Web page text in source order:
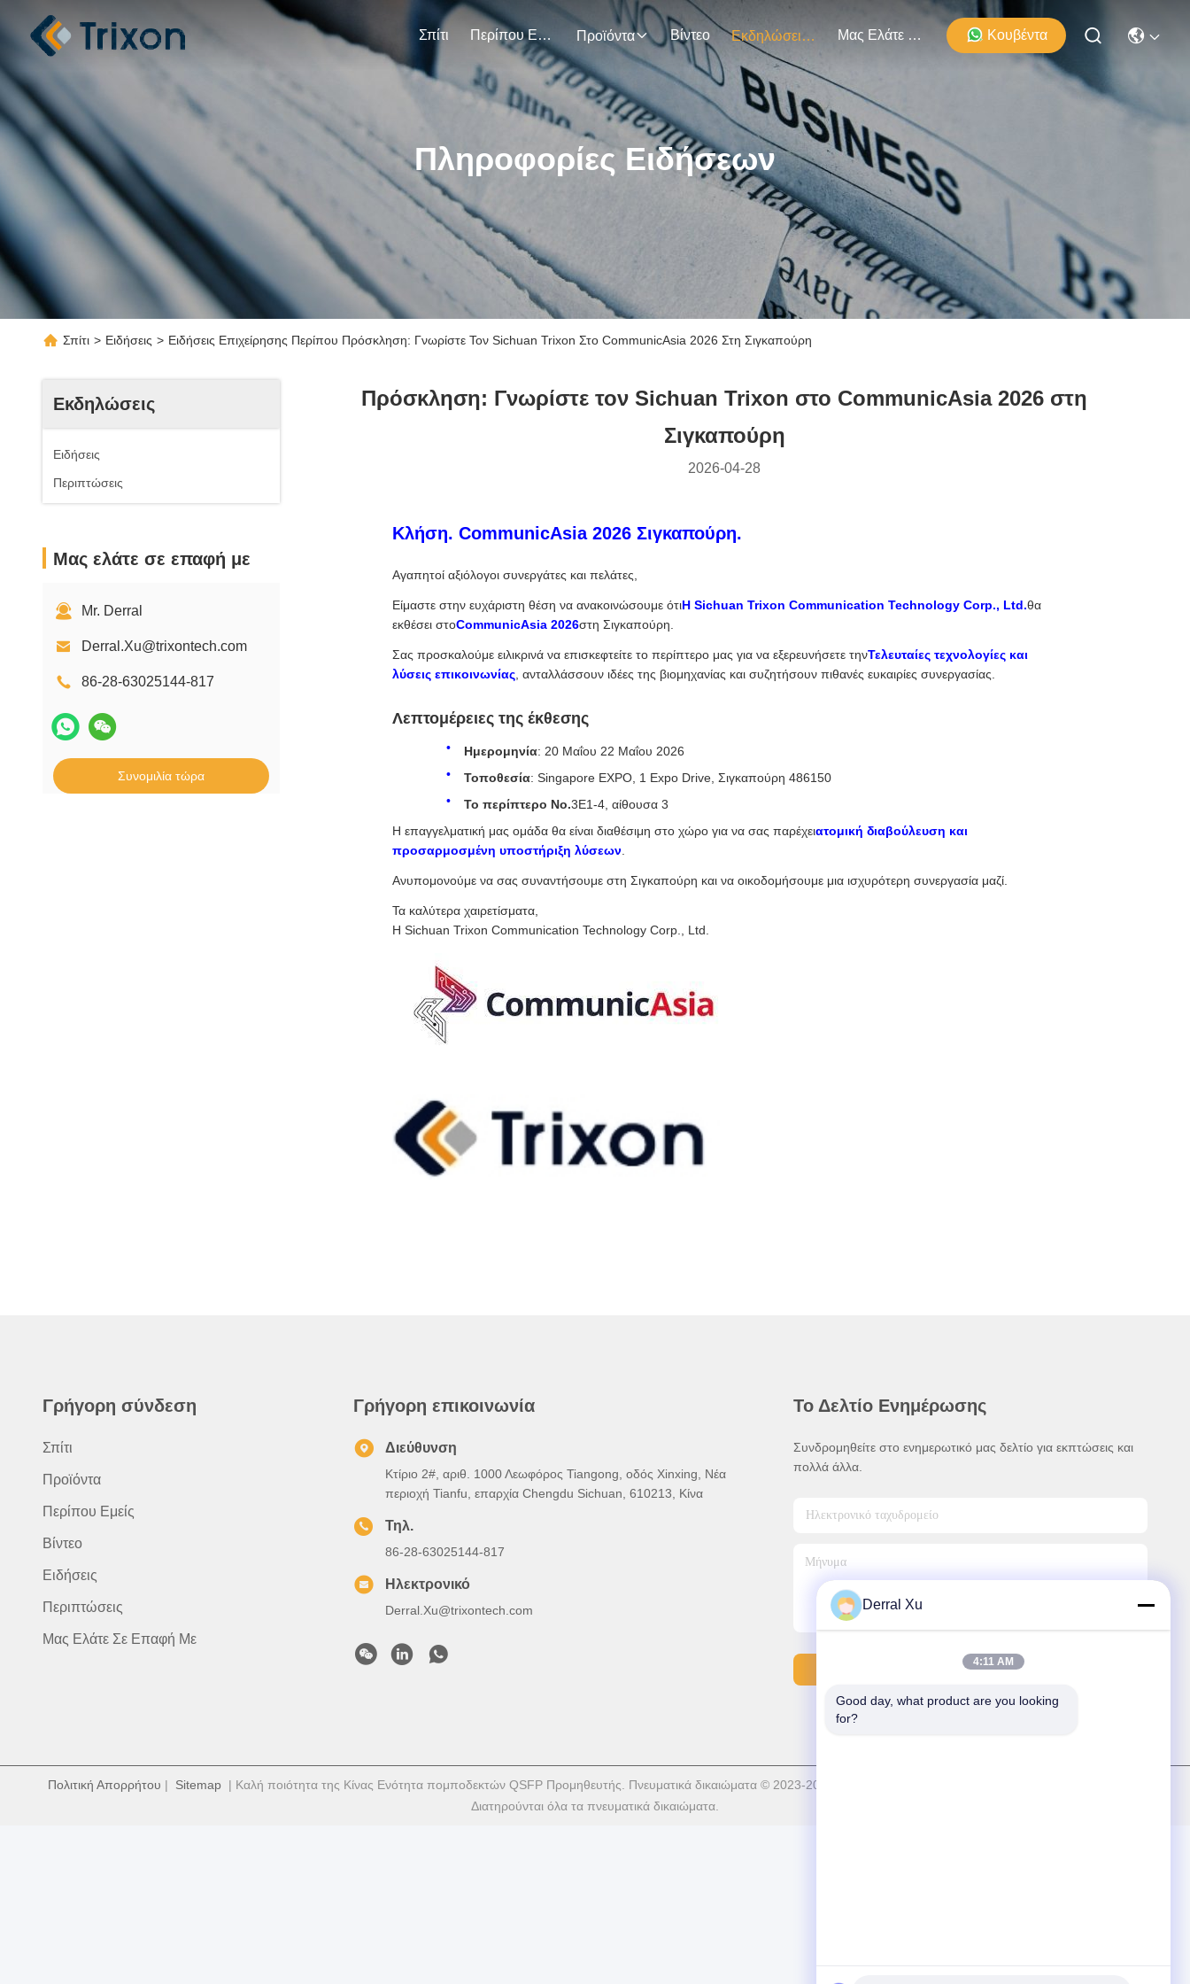
Σπίτι Περίπου Εμείς Προϊόντα Βίντεο Εκδηλώσεις Μας Ελάτε Σε Επαφή Με Κουβέντα
Πληροφορίες Ειδήσεων
Σπίτι > Ειδήσεις > Ειδήσεις Επιχείρησης Περίπου Πρόσκληση: Γνωρίστε Τον Sichuan Trixon Στο CommunicAsia 2026 Στη Σιγκαπούρη
Εκδηλώσεις
Ειδήσεις
Περιπτώσεις
Μας ελάτε σε επαφή με
Mr. Derral
Derral.Xu@trixontech.com
86-28-63025144-817
Συνομιλία τώρα
Πρόσκληση: Γνωρίστε τον Sichuan Trixon στο CommunicAsia 2026 στη
Σιγκαπούρη
2026-04-28
Κλήση. CommunicAsia 2026 Σιγκαπούρη.
Αγαπητοί αξιόλογοι συνεργάτες και πελάτες,
Είμαστε στην ευχάριστη θέση να ανακοινώσουμε ότιΗ Sichuan Trixon Communication Technology Corp., Ltd.θα
εκθέσει στοCommunicAsia 2026στη Σιγκαπούρη.
Σας προσκαλούμε ειλικρινά να επισκεφτείτε το περίπτερο μας για να εξερευνήσετε τηνΤελευταίες τεχνολογίες και
λύσεις επικοινωνίας , ανταλλάσσουν ιδέες της βιομηχανίας και συζητήσουν πιθανές ευκαιρίες συνεργασίας.
Λεπτομέρειες της έκθεσης
Ημερομηνία: 20 Μαΐου 22 Μαΐου 2026
Τοποθεσία: Singapore EXPO, 1 Expo Drive, Σιγκαπούρη 486150
Το περίπτερο Νο.3Ε1-4, αίθουσα 3
Η επαγγελματική μας ομάδα θα είναι διαθέσιμη στο χώρο για να σας παρέχειατομική διαβούλευση και
προσαρμοσμένη υποστήριξη λύσεων
Ανυπομονούμε να σας συναντήσουμε στη Σιγκαπούρη και να οικοδομήσουμε μια ισχυρότερη συνεργασία μαζί.
Τα καλύτερα χαιρετίσματα,
Η Sichuan Trixon Communication Technology Corp., Ltd.
Γρήγορη σύνδεση
Σπίτι
Προϊόντα
Περίπου Εμείς
Βίντεο
Ειδήσεις
Περιπτώσεις
Μας Ελάτε Σε Επαφή Με
Γρήγορη επικοινωνία
Διεύθυνση
Κτίριο 2#, αριθ. 1000 Λεωφόρος Tiangong, οδός Xinxing, Νέα
περιοχή Tianfu, επαρχία Chengdu Sichuan, 610213, Κίνα
Τηλ.
86-28-63025144-817
Ηλεκτρονικό
Derral.Xu@trixontech.com
Το Δελτίο Ενημέρωσης
Συνδρομηθείτε στο ενημερωτικό μας δελτίο για εκπτώσεις και
πολλά άλλα.
Πολιτική Απορρήτου | Sitemap | Καλή ποιότητα της Κίνας Ενότητα πομποδεκτών QSFP Προμηθευτής. Πνευματικά δικαιώματα © 2023-2026 Sichuan Trixon Communication Technology Corp.,Ltd .
Διατηρούνται όλα τα πνευματικά δικαιώματα.
Derral Xu
4:11 AM
Good day, what product are you looking
for?